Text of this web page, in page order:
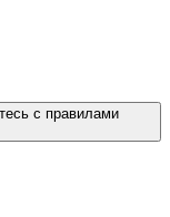
с правилами